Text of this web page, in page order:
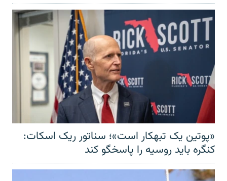
«پوتین یک تبهکار است»؛ سناتور ریک اسکات:
کنگره باید روسیه را پاسخگو کند